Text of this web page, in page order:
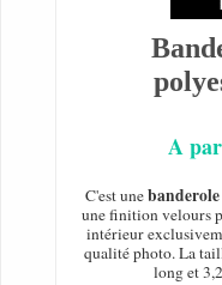
A
C'est unebanderole
une finition velours
intérieur
qualité photo. La
long et